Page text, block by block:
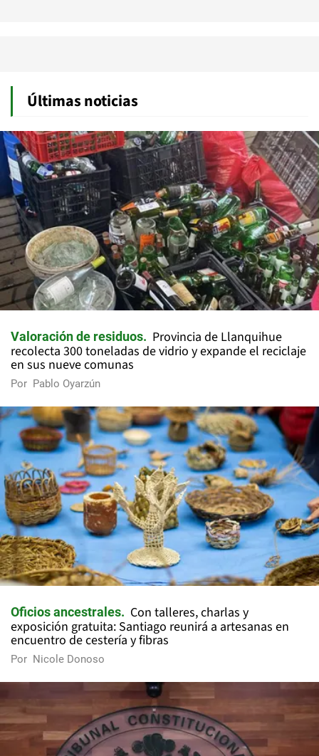
Últimas noticias
Valoración de residuos
Provincia de Llanquihue
recolecta 300 toneladas de vidrio y expande el reciclaje
en sus nueve comunas
Por Pablo Oyarzún
Oficios ancestrales
Con talleres, charlas y
exposición gratuita: Santiago reunirá a artesanas en
encuentro de cestería y fibras
Por Nicole Donoso